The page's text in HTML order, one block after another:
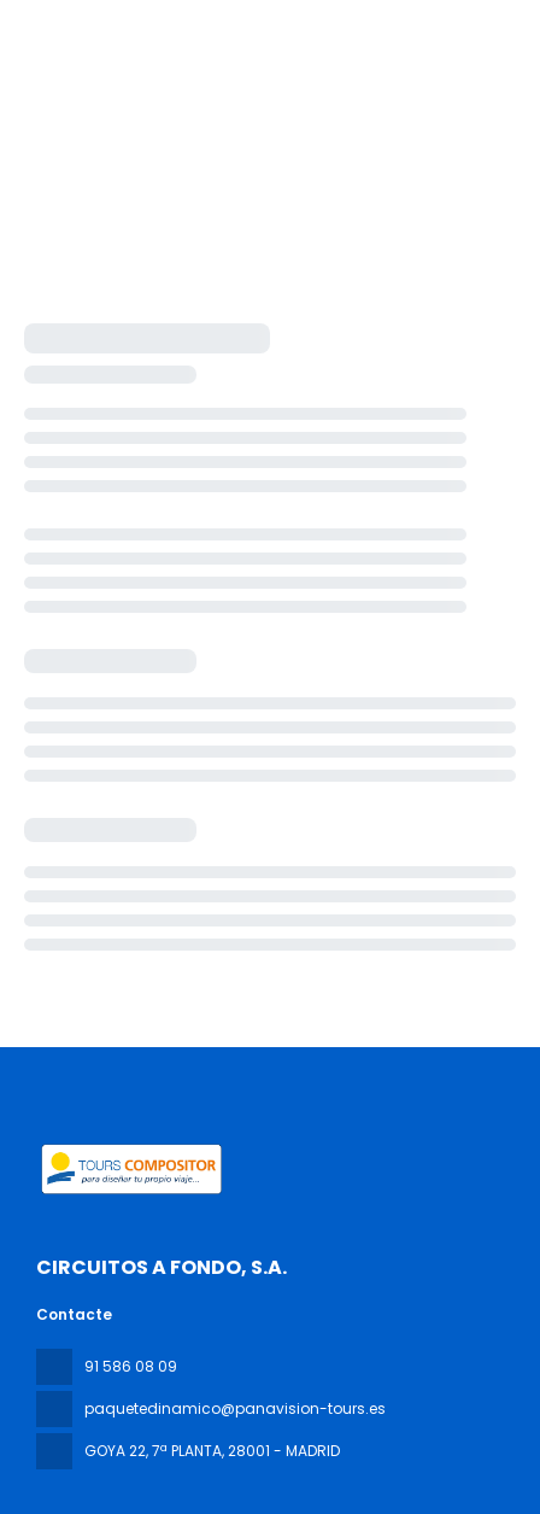
CIRCUITOS A FONDO, S.A.
Contacte
91 586 08 09
paquetedinamico@panavision-tours.es
GOYA 22, 7ª PLANTA, 28001 - MADRID